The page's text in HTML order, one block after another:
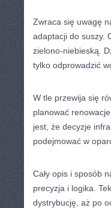
Zwraca się uwagę
adaptacji do suszy.
zielono-niebieską.
tylko odprowadzić
W tle przewija się
planować
jest, że decyzje
podejmować w
Cały opis i sposób
precyzja i logika.
dystrybucję, aż po